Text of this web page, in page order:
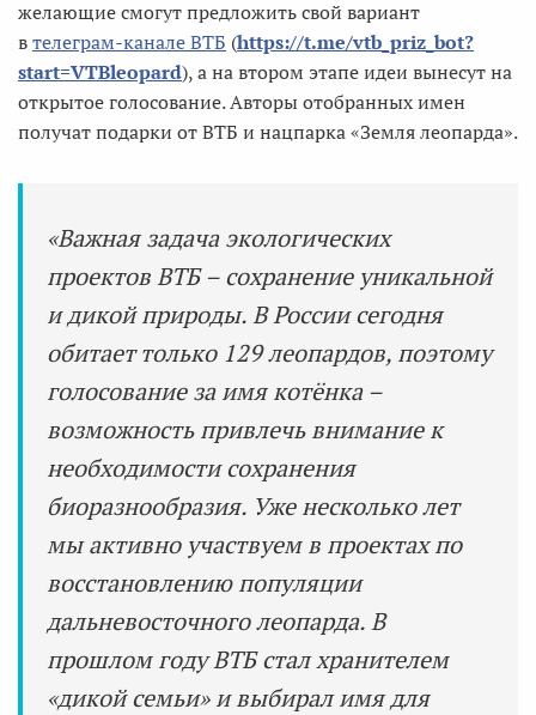
желающие смогут предложить свой вариант
втелеграм-канале ВТБ (https://t.me/vtb_priz_bot?
start=VTBleopard), а на втором этапе идеи вынесут на
открытое голосование. Авторы отобранных имен
получат подарки от ВТБ и нацпарка «Земля леопарда».
«Важная задача экологических
проектов ВТБ – сохранение уникальной
и дикой природы. В России сегодня
обитает только 129 леопардов, поэтому
голосование за имя котёнка –
возможность привлечь внимание к
необходимости сохранения
биоразнообразия. Уже несколько лет
мы активно участвуем в проектах по
восстановлению популяции
дальневосточного леопарда. В
прошлом году ВТБ стал хранителем
«дикой семьи» и выбирал имя для